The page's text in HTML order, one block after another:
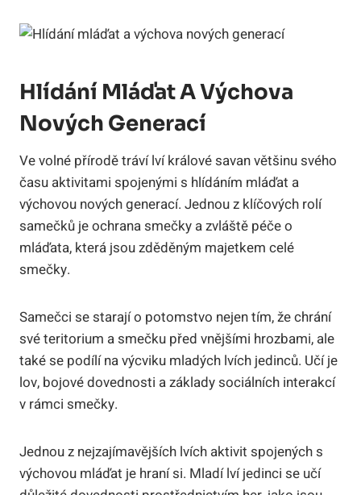
Hlídání Mláďat A Výchova
Nových Generací
Ve volné přírodě tráví lví králové savan většinu svého
času aktivitami spojenými s hlídáním mláďat a
výchovou nových generací. Jednou z klíčových rolí
samečků je ochrana smečky a zvláště péče o
mláďata, která jsou zděděným majetkem celé
smečky.
Samečci se starají o potomstvo nejen tím, že chrání
své teritorium a smečku před vnějšími hrozbami, ale
také se podílí na výcviku mladých lvích jedinců. Učí je
lov, bojové dovednosti a základy sociálních interakcí
v rámci smečky.
Jednou z nejzajímavějších lvích aktivit spojených s
výchovou mláďat je hraní si. Mladí lví jedinci se učí